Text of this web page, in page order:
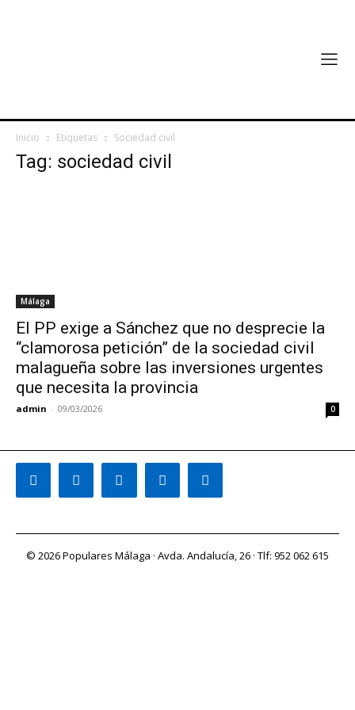
Inicio Etiquetas Sociedad civil
Tag: sociedad civil
Málaga
El PP exige a Sánchez que no desprecie la
“clamorosa petición” de la sociedad civil
malagueña sobre las inversiones urgentes
que necesita la provincia
admin - 09/03/2026 0
© 2026 Populares Málaga · Avda. Andalucía, 26 · Tlf: 952 062 615